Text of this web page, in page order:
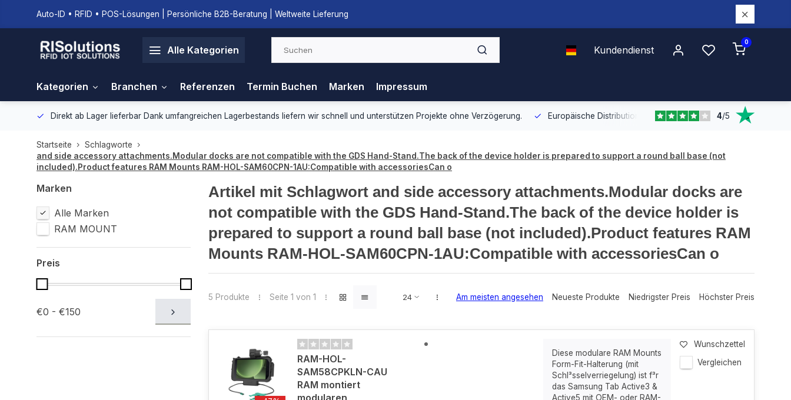
Auto-ID • RFID • POS-Lösungen | Persönliche B2B-Beratung | Weltweite Lieferung
Alle Kategorien Kundendienst
0
Kategorien Branchen Referenzen Termin Buchen Marken Impressum
Direkt ab Lager lieferbar Dank umfangreichen Lagerbestands liefern wir schnell und unterstützen Projekte ohne Verzögerung. Europäische Distribution Mit unserer europaweiten Abdeckung
4/5
Startseite
Schlagworte
and side accessory attachments.Modular docks are not compatible with the GDS Hand-Stand.The back of the device holder is prepared to support a round ball base (not
included).Product features RAM Mounts RAM-HOL-SAM60CPN-1AU:Compatible with accessoriesCan o
Marken
Alle Marken
RAM MOUNT
Preis
€0 - €150
Artikel mit Schlagwort and side accessory attachments.Modular docks are
not compatible with the GDS Hand-Stand.The back of the device holder is
prepared to support a round ball base (not included).Product features RAM
Mounts RAM-HOL-SAM60CPN-1AU:Compatible with accessoriesCan o
5 Produkte Seite 1 von 1 Am meisten angesehen Neueste Produkte Niedrigster Preis Höchster Preis
RAM-HOL-
SAM58CPKLN-CAU
RAM montiert
modularen
Diese modulare RAM Mounts
Form-Fit-Halterung (mit
Schl³sselverriegelung) ist f³r
das Samsung Tab Active3 &
Active5 mit OEM- oder RAM-
Wunschzettel
Vergleichen